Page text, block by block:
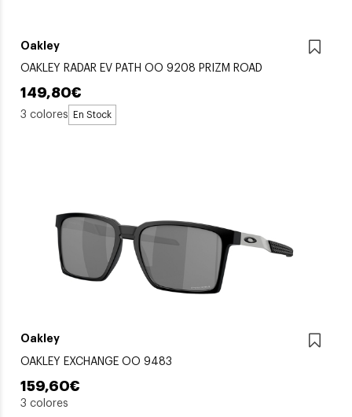
Oakley
OAKLEY RADAR EV PATH OO 9208 PRIZM ROAD
149,80€
3 colores En Stock
Oakley
OAKLEY EXCHANGE OO 9483
159,60€
3 colores